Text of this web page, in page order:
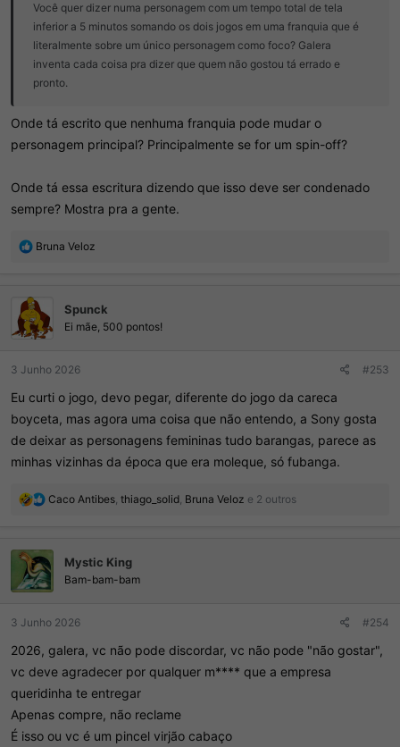
Você quer dizer numa personagem com um tempo total de tela
inferior a 5 minutos somando os dois jogos em uma franquia que é
literalmente sobre um único personagem como foco? Galera
inventa cada coisa pra dizer que quem não gostou tá errado e
pronto.
Onde tá escrito que nenhuma franquia pode mudar o
personagem principal? Principalmente se for um spin-off?
Onde tá essa escritura dizendo que isso deve ser condenado
sempre? Mostra pra a gente.
R
õ
e
s
Bruna Veloz
Spunck
Ei mãe, 500 pontos!
3 Junho 2026 #253
Eu curti o jogo, devo pegar, diferente do jogo da careca
boyceta, mas agora uma coisa que não entendo, a Sony gosta
de deixar as personagens femininas tudo barangas, parece as
minhas vizinhas da época que era moleque, só fubanga.
R
õ
e
s
Caco Antibes thiago_solid Bruna Veloz e 2 outros
Mystic King
Bam-bam-bam
3 Junho 2026 #254
2026, galera, vc não pode discordar, vc não pode "não gostar",
vc deve agradecer por qualquer m**** que a empresa
queridinha te entregar
Apenas compre, não reclame
É isso ou vc é um pincel virjão cabaço